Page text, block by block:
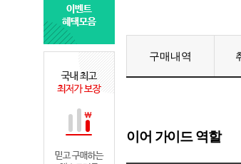
구매내역
이어 가이드 역할